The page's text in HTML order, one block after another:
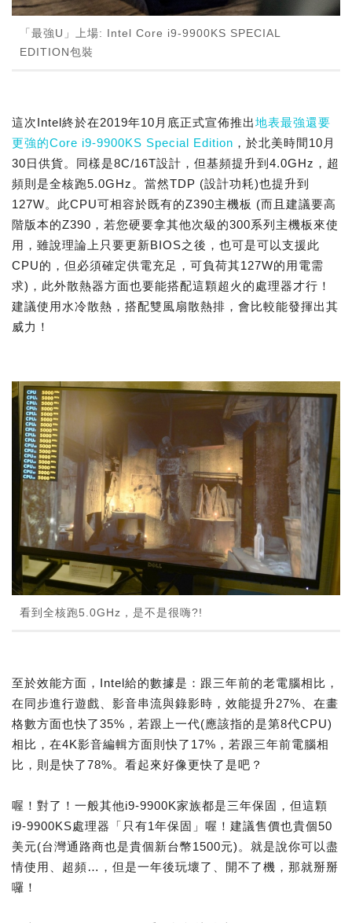
「最強U」上場: Intel Core i9-9900KS SPECIAL
EDITION包裝
這次Intel終於在2019年10月底正式宣佈推出地表最強還要
更強的Core i9-9900KS Special Edition ，於北美時間10月
30日供貨。同樣是8C/16T設計，但基頻提升到4.0GHz，超
頻則是全核跑5.0GHz。當然TDP (設計功耗)也提升到
127W。此CPU可相容於既有的Z390主機板 (而且建議要高
階版本的Z390，若您硬要拿其他次級的300系列主機板來使
用，雖說理論上只要更新BIOS之後，也可是可以支援此
CPU的，但必須確定供電充足，可負荷其127W的用電需
求)，此外散熱器方面也要能搭配這顆超火的處理器才行！
建議使用水冷散熱，搭配雙風扇散熱排，會比較能發揮出其
威力！
看到全核跑5.0GHz，是不是很嗨?!
至於效能方面，Intel給的數據是：跟三年前的老電腦相比，
在同步進行遊戲、影音串流與錄影時，效能提升27%、在畫
格數方面也快了35%，若跟上一代(應該指的是第8代CPU)
相比，在4K影音編輯方面則快了17%，若跟三年前電腦相
比，則是快了78%。看起來好像更快了是吧？
喔！對了！一般其他i9-9900K家族都是三年保固，但這顆
i9-9900KS處理器「只有1年保固」喔！建議售價也貴個50
美元(台灣通路商也是貴個新台幣1500元)。就是說你可以盡
情使用、超頻…，但是一年後玩壞了、開不了機，那就掰掰
囉！